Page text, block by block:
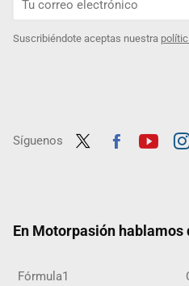
Suscribiéndote aceptas nuestra
Síguenos
En Motorpasión hablamos
Fórmula1